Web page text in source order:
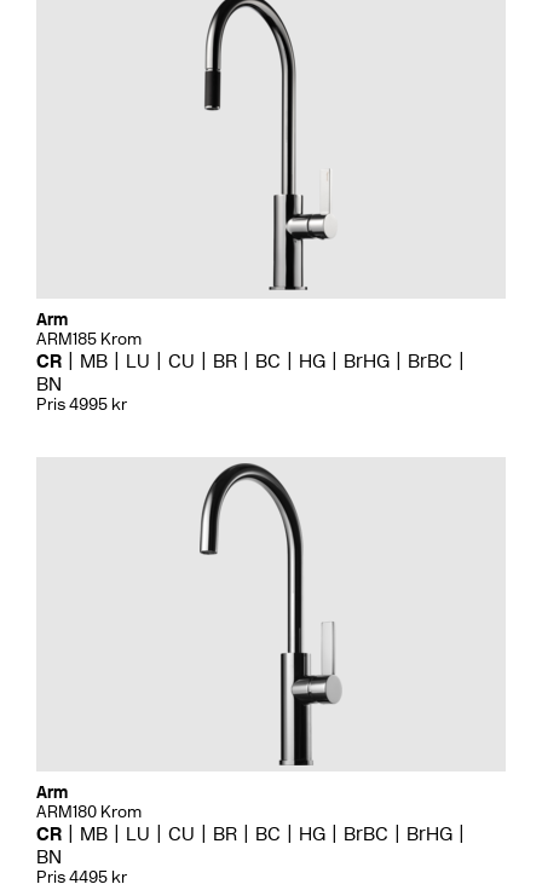
Arm
ARM185 Krom
CR MB LU CU BR BC HG BrHG
BrBC
BN
Pris 4995 kr
Arm
ARM180 Krom
CR MB LU CU BR BC HG BrBC
BrHG
BN
Pris 4495 kr